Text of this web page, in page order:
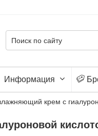
Информация
крем с